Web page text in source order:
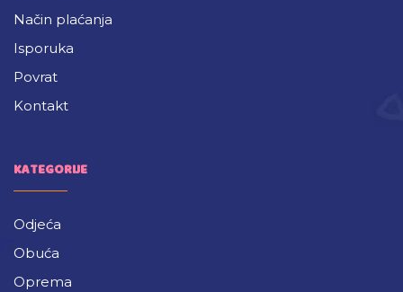
Način plaćanja
Isporuka
Povrat
Kontakt
KATEGORIJE
Odjeća
Obuća
Oprema